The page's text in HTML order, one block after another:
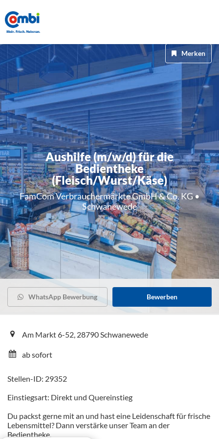
Aushilfe (m/w/d) für die
Bedientheke
(Fleisch/Wurst/Käse)
FamCom Verbrauchermärkte GmbH & Co. KG •
Schwanewede
Merken
WhatsApp Bewerbung Bewerben
Am Markt 6-52, 28790 Schwanewede
ab sofort
Stellen-ID: 29352
Einstiegsart: Direkt und Quereinstieg
Du packst gerne mit an und hast eine Leidenschaft für frische
Lebensmittel? Dann verstärke unser Team an der
Bedientheke.